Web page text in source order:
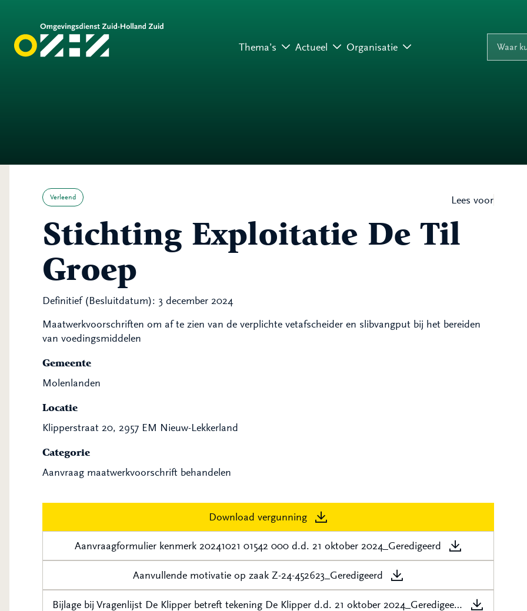
Naar inhoud
Naar
Thema’s
Actueel Organisatie
Waar
Lees voor
Verleend
Stichting Exploitatie De Til
Groep
Definitief (Besluitdatum): 3 december 2024
Maatwerkvoorschriften om af te zien van de verplichte vetafscheider en slibvangput bij het bereiden
van voedingsmiddelen
Gemeente
Molenlanden
Locatie
Klipperstraat 20, 2957 EM Nieuw-Lekkerland
Categorie
Aanvraag maatwerkvoorschrift behandelen
Download vergunning
Aanvraagformulier kenmerk 20241021 01542 000 d.d. 21 oktober 2024_Geredigeerd
Aanvullende motivatie op zaak Z-24-452623_Geredigeerd
Bijlage bij Vragenlijst De Klipper betreft tekening De Klipper d.d. 21 oktober 2024_Geredigeerd